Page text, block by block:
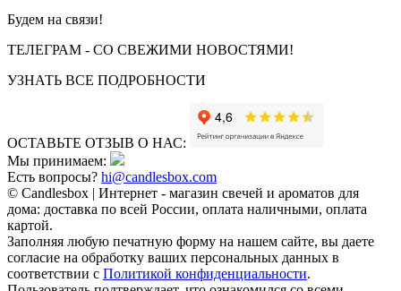
Будем на связи!
ТЕЛЕГРАМ - СО СВЕЖИМИ НОВОСТЯМИ!
УЗНАТЬ ВСЕ ПОДРОБНОСТИ
ОСТАВЬТЕ ОТЗЫВ О НАС:
Мы принимаем:
Есть вопросы? hi@candlesbox.com
© Candlesbox | Интернет - магазин свечей и ароматов для
дома: доставка по всей России, оплата наличными, оплата
картой.
Заполняя любую печатную форму на нашем сайте, вы даете
согласие на обработку ваших персональных данных в
соответствии с Политикой конфиденциальности.